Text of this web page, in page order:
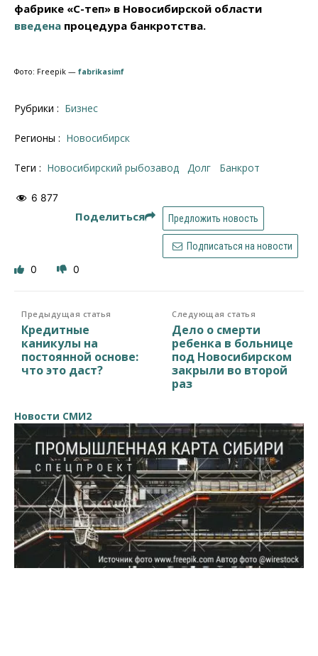
фабрике «С-теп» в Новосибирской области
введена процедура банкротства.
Фото: Freepik — fabrikasimf
Рубрики : Бизнес
Регионы : Новосибирск
Теги : Новосибирский рыбозавод долг банкрот
6 877
Поделиться Предложить новость
Подписаться на новости
0 0
Предыдущая статья
Кредитные
каникулы на
постоянной основе:
что это даст?
Следующая статья
Дело о смерти
ребенка в больнице
под Новосибирском
закрыли во второй
раз
Новости СМИ2